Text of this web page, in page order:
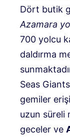
Dört butik
Azamara
700 yolcu
daldırma
Seas
gemiler
uzun süreli
geceler ve